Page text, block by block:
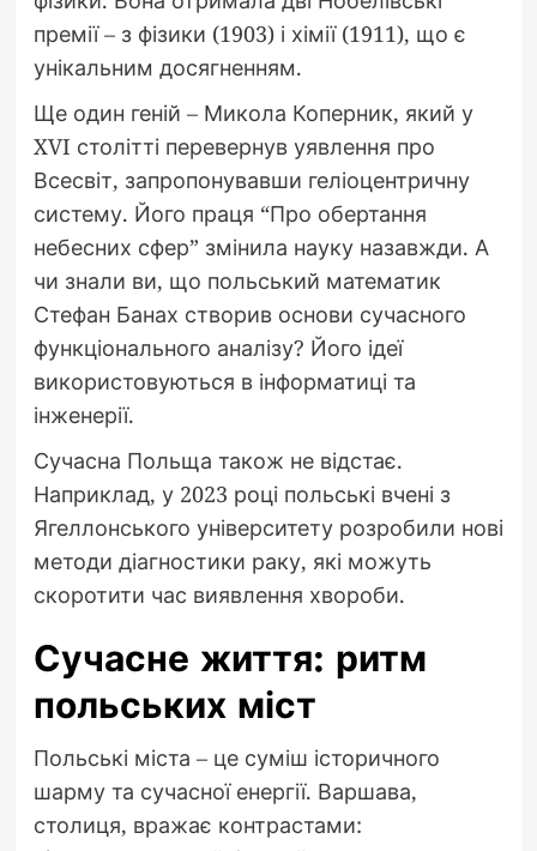
премії – з фізики (1903) і хімії (1911), що є
унікальним досягненням.
Ще один геній – Микола Коперник, який у
XVI столітті перевернув уявлення про
Всесвіт, запропонувавши геліоцентричну
систему. Його праця “Про обертання
небесних сфер” змінила науку назавжди. А
чи знали ви, що польський математик
Стефан Банах створив основи сучасного
функціонального аналізу? Його ідеї
використовуються в інформатиці та
інженерії.
Сучасна Польща також не відстає.
Наприклад, у 2023 році польські вчені з
Ягеллонського університету розробили нові
методи діагностики раку, які можуть
скоротити час виявлення хвороби.
Сучасне життя: ритм
польських міст
Польські міста – це суміш історичного
шарму та сучасної енергії. Варшава,
столиця, вражає контрастами: